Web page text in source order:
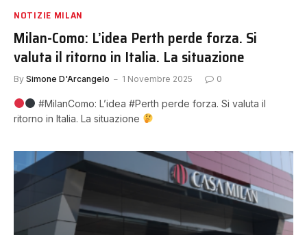
NOTIZIE MILAN
Milan-Como: L’idea Perth perde forza. Si
valuta il ritorno in Italia. La situazione
By Simone D'Arcangelo 1 Novembre 2025 0
#MilanComo: L’idea #Perth perde forza. Si valuta il
ritorno in Italia. La situazione